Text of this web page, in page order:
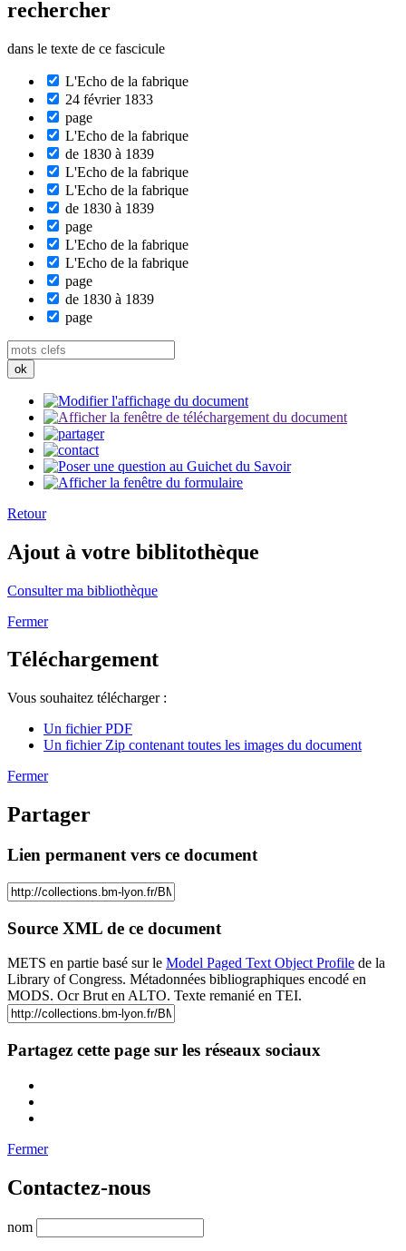
rechercher
dans le texte de ce fascicule
L'Echo de la fabrique
24 février 1833
page
L'Echo de la fabrique
de 1830 à 1839
L'Echo de la fabrique
L'Echo de la fabrique
de 1830 à 1839
page
L'Echo de la fabrique
L'Echo de la fabrique
page
de 1830 à 1839
page
Retour
Ajout à votre biblitothèque
Consulter ma bibliothèque
Fermer
Téléchargement
Vous souhaitez télécharger :
Un fichier PDF
Un fichier Zip contenant toutes les images du document
Fermer
Partager
Lien permanent vers ce document
Source XML de ce document
METS en partie basé sur le Model Paged Text Object Profile de la
Library of Congress. Métadonnées bibliographiques encodé en
MODS. Ocr Brut en ALTO. Texte remanié en TEI.
Partagez cette page sur les réseaux sociaux
Fermer
Contactez-nous
nom